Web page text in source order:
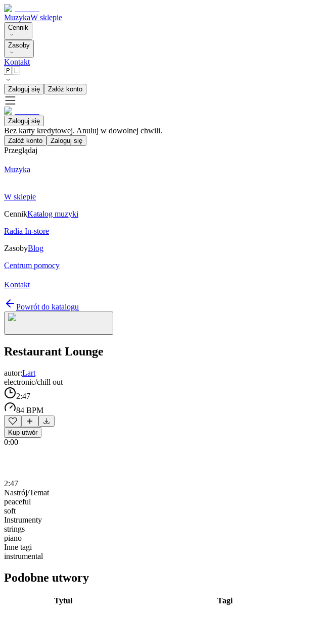
MuzykaW sklepie
Cennik
Zasoby
Kontakt
🇵🇱
Zaloguj się Załóż konto
Zaloguj się
Bez karty kredytowej. Anuluj w dowolnej chwili.
Załóż konto Zaloguj się
Przeglądaj
Muzyka
W sklepie
CennikKatalog muzyki
Radia In-store
ZasobyBlog
Centrum pomocy
Kontakt
Powrót do katalogu
Restaurant Lounge
autor:Lart
electronic/chill out
2:47
84 BPM
Kup utwór
0:00
2:47
Nastrój/Temat
peaceful
soft
Instrumenty
strings
piano
Inne tagi
instrumental
Podobne utwory
Tytuł Tagi